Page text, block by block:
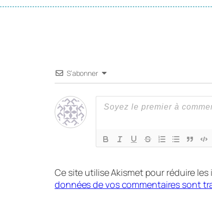
S’abonner
Ce site utilise Akismet pour réduire les
données de vos commentaires sont